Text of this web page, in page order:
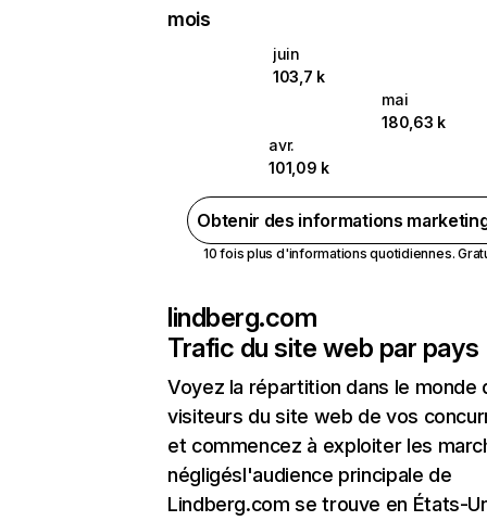
mois
juin
103,7 k
mai
180,63 k
avr.
101,09 k
Obtenir des informations
10 fois plus d'informations quotidiennes.
lindberg.com
Trafic du site web par pays
Voyez la répartition dans le monde
visiteurs du site web de vos
et commencez à exploiter les
négligésl'audience principale de
Lindberg.com se trouve en États-